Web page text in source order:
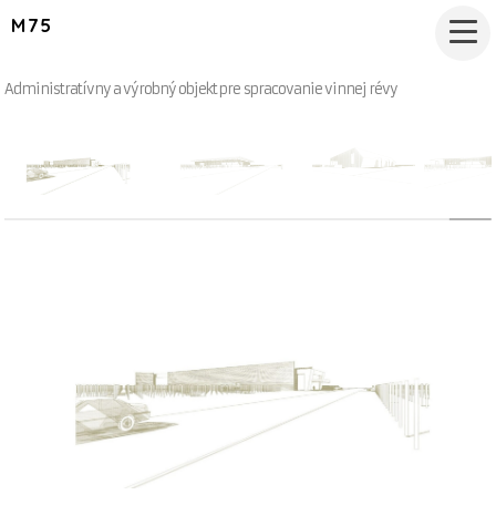
M75
Administratívny a výrobný objekt pre spracovanie vinnej révy